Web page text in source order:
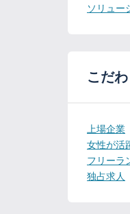
ソリュー
こだ
上場企業
女性が活
フリーラ
独占求人